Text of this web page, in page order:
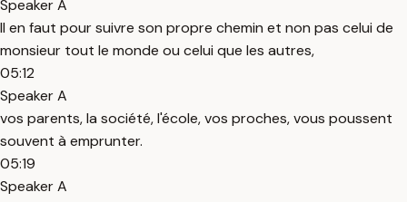
Speaker A
Il en faut pour suivre son propre chemin et non pas celui de
monsieur tout le monde ou celui que les autres,
05:12
Speaker A
vos parents, la société, l'école, vos proches, vous poussent
souvent à emprunter.
05:19
Speaker A